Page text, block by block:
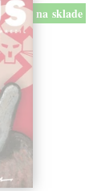
na sklade